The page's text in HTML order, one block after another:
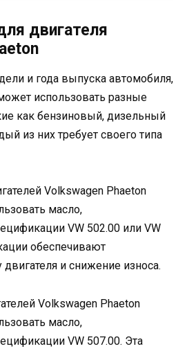
двигателя
и года выпуска автомобиля,
использовать разные
как бензиновый, дизельный
из них требует своего типа
Volkswagen Phaeton
масло,
VW 502.00 или VW
обеспечивают
и снижение износа.
Volkswagen Phaeton
масло,
VW 507.00. Эта